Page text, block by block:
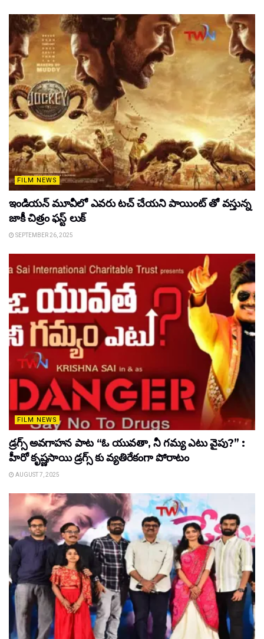
FILM NEWS
ఇండియన్ మూవీలో ఎవరు టచ్ చేయని పాయింట్ తో వస్తున్న
జాకీ చిత్రం ఫస్ట్ లుక్
SEPTEMBER 26, 2025
FILM NEWS
డ్రగ్స్ అవగాహన పాట “ఓ యువతా, నీ గమ్య ఎటు వైపు?” :
హీరో కృష్ణసాయి డ్రగ్స్ కు వ్యతిరేకంగా పోరాటం
AUGUST 7, 2025